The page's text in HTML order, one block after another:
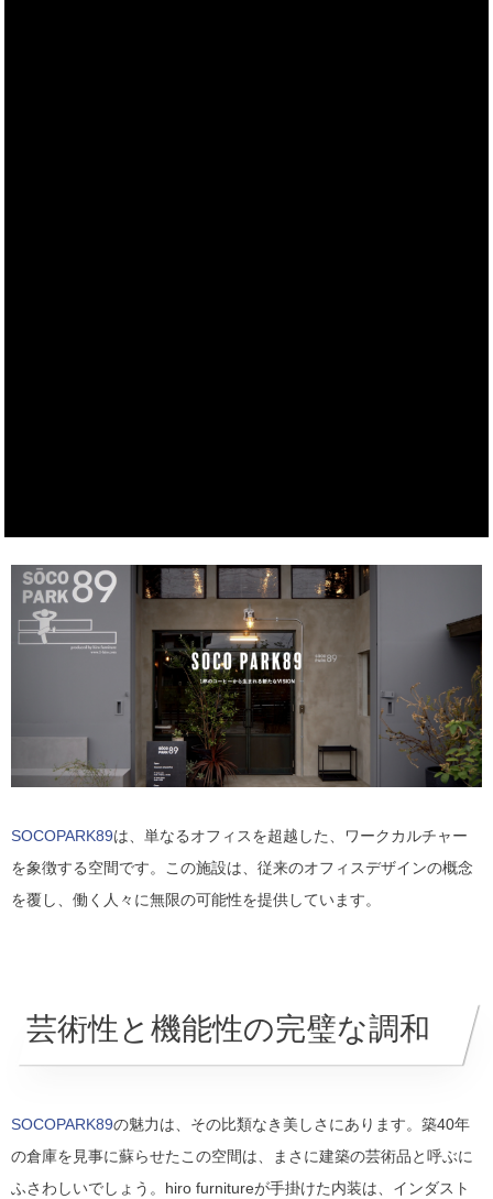
SOCOPARK89は、単なるオフィスを超越した、ワークカルチャー
を象徴する空間です。この施設は、従来のオフィスデザインの概念
を覆し、働く人々に無限の可能性を提供しています。
芸術性と機能性の完璧な調和
SOCOPARK89の魅力は、その比類なき美しさにあります。築40年
の倉庫を見事に蘇らせたこの空間は、まさに建築の芸術品と呼ぶに
ふさわしいでしょう。hiro furnitureが手掛けた内装は、インダスト